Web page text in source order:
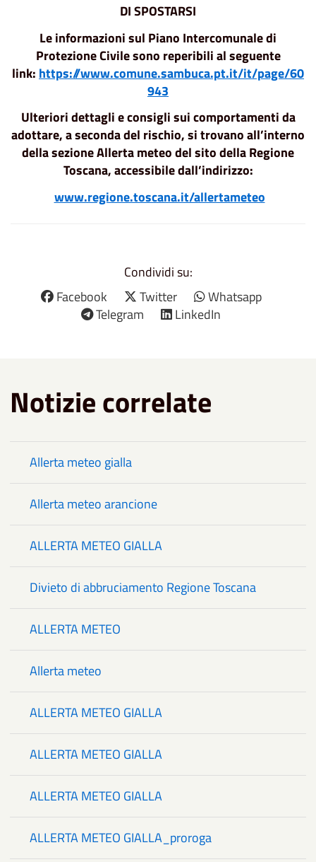
DI SPOSTARSI
Le informazioni sul Piano Intercomunale di
Protezione Civile sono reperibili al seguente
link: https://www.comune.sambuca.pt.it/it/page/60
943
Ulteriori dettagli e consigli sui comportamenti da
adottare, a seconda del rischio, si trovano all’interno
della sezione Allerta meteo del sito della Regione
Toscana, accessibile dall’indirizzo:
www.regione.toscana.it/allertameteo
Condividi su:
Facebook
Twitter
Whatsapp
Telegram
LinkedIn
Notizie correlate
Allerta meteo gialla
Allerta meteo arancione
ALLERTA METEO GIALLA
Divieto di abbruciamento Regione Toscana
ALLERTA METEO
Allerta meteo
ALLERTA METEO GIALLA
ALLERTA METEO GIALLA
ALLERTA METEO GIALLA
ALLERTA METEO GIALLA_proroga